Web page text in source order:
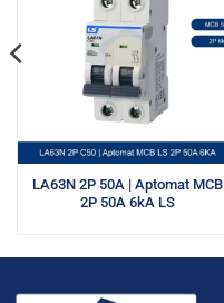
LA63N 2P 50A | Aptomat MCB
2P 50A 6kA LS